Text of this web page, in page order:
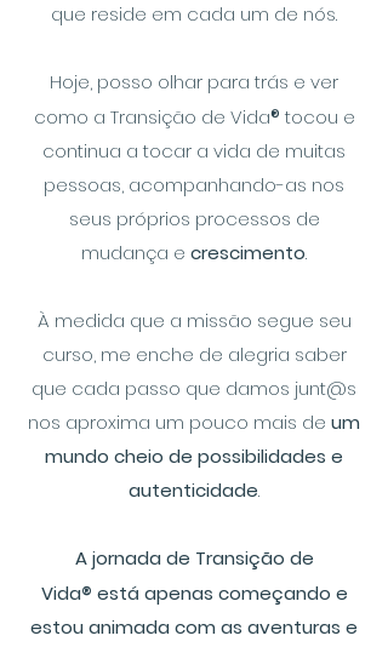
que reside em cada um de nós.
Hoje, posso olhar para trás e ver
como a Transição de Vida® tocou e
continua a tocar a vida de muitas
pessoas, acompanhando-as nos
seus próprios processos de
mudança e crescimento.
À medida que a missão segue seu
curso, me enche de alegria saber
que cada passo que damos junt@s
nos aproxima um pouco mais de um
mundo cheio de possibilidades e
autenticidade.
A jornada de Transição de
Vida® está apenas começando e
estou animada com as aventuras e